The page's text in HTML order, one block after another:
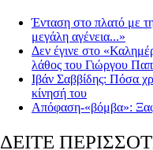
Ένταση στο πλατό με
μεγάλη αγένεια...»
Δεν έγινε στο
λάθος του Γιώργου
Ιβάν Σαββίδης: Πόσα
κίνησή του
Απόφαση-«βόμβα»:
ΔΕΙΤΕ